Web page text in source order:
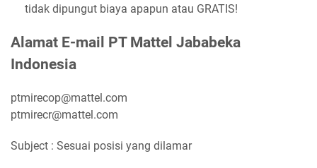
tidak dipungut biaya apapun atau GRATIS!
Alamat E-mail PT Mattel Jababeka
Indonesia
ptmirecop@mattel.com
ptmirecr@mattel.com
Subject : Sesuai posisi yang dilamar